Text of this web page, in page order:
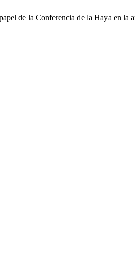
de la Conferencia de la Haya en